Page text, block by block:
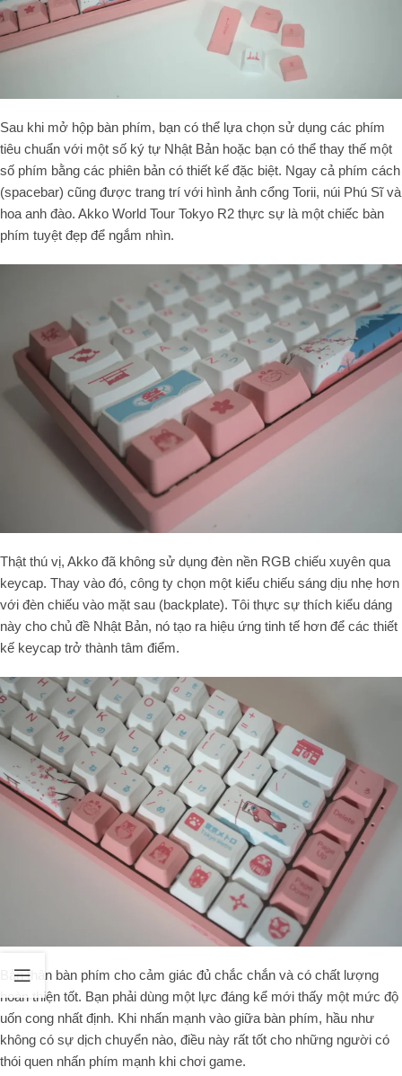
Sau khi mở hộp bàn phím, bạn có thể lựa chọn sử dụng các phím
tiêu chuẩn với một số ký tự Nhật Bản hoặc bạn có thể thay thế một
số phím bằng các phiên bản có thiết kế đặc biệt. Ngay cả phím cách
(spacebar) cũng được trang trí với hình ảnh cổng Torii, núi Phú Sĩ và
hoa anh đào. Akko World Tour Tokyo R2 thực sự là một chiếc bàn
phím tuyệt đẹp để ngắm nhìn.
Thật thú vị, Akko đã không sử dụng đèn nền RGB chiếu xuyên qua
keycap. Thay vào đó, công ty chọn một kiểu chiếu sáng dịu nhẹ hơn
với đèn chiếu vào mặt sau (backplate). Tôi thực sự thích kiểu dáng
này cho chủ đề Nhật Bản, nó tạo ra hiệu ứng tinh tế hơn để các thiết
kế keycap trở thành tâm điểm.
Bản thân bàn phím cho cảm giác đủ chắc chắn và có chất lượng
hoàn thiện tốt. Bạn phải dùng một lực đáng kể mới thấy một mức độ
uốn cong nhất định. Khi nhấn mạnh vào giữa bàn phím, hầu như
không có sự dịch chuyển nào, điều này rất tốt cho những người có
thói quen nhấn phím mạnh khi chơi game.